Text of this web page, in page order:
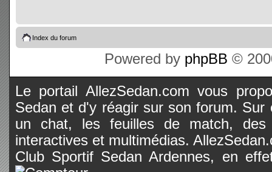
Index du forum
Powered by phpBB ©
Le portail AllezSedan.com vous
Sedan et d'y réagir sur son forum.
un chat, les feuilles de match, des
interactives et multimédias.
Club Sportif Sedan Ardennes, en